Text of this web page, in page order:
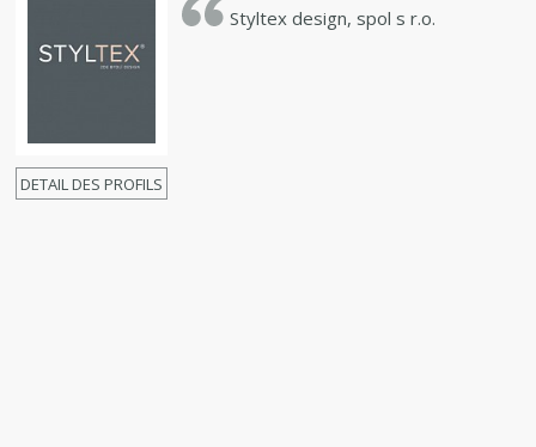
DETAIL DES PROFILS
Styltex design, spol s r.o.